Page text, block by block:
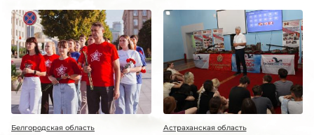
Белгородская область Астраханская область